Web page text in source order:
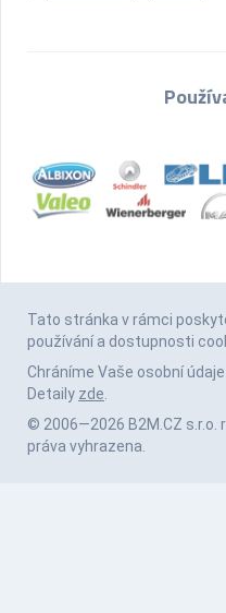
Tato stránka v rámci
používání a dostupnosti
Chráníme Vaše osobní
Detaily zde.
© 2006—2026 B2M.CZ s.r.o.
práva vyhrazena.